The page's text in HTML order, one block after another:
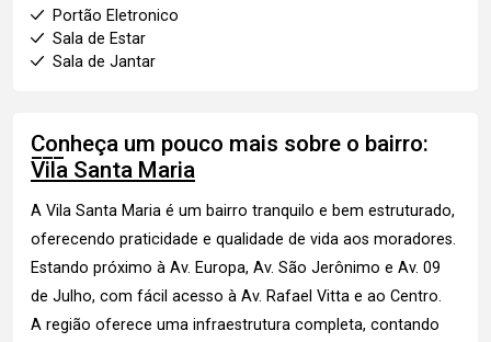
Portão Eletronico
Sala de Estar
Sala de Jantar
Conheça um pouco mais sobre o bairro:
Vila Santa Maria
A Vila Santa Maria é um bairro tranquilo e bem estruturado,
oferecendo praticidade e qualidade de vida aos moradores.
Estando próximo à Av. Europa, Av. São Jerônimo e Av. 09
de Julho, com fácil acesso à Av. Rafael Vitta e ao Centro.
A região oferece uma infraestrutura completa, contando